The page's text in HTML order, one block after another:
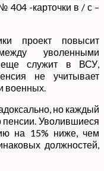
404 -карточки в / с –
проект повысит
уволенными
еще служит в ВСУ,
не учитывает
военных.
но каждый
Уволившиеся
на 15% ниже, чем
должностей,